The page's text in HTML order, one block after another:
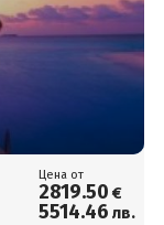
Цена от
2819.50 €
5514.46 лв.